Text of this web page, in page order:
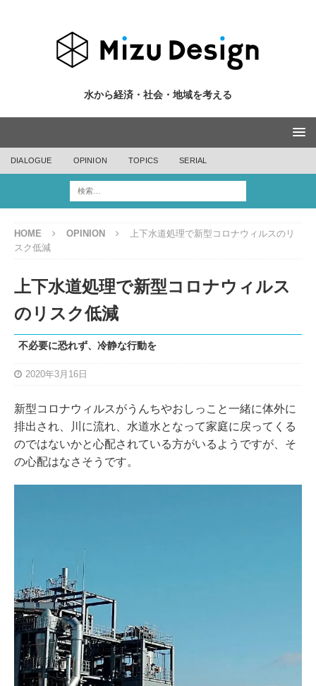
水から経済・社会・地域を考える
DIALOGUE OPINION TOPICS SERIAL
HOME OPINION
上下水道処理で新型コロナウィルスのリ
スク低減
上下水道処理で新型コロナウィルス
のリスク低減
不必要に恐れず、冷静な行動を
2020年3月16日
新型コロナウィルスがうんちやおしっこと一緒に体外に
排出され、川に流れ、水道水となって家庭に戻ってくる
のではないかと心配されている方がいるようですが、そ
の心配はなさそうです。